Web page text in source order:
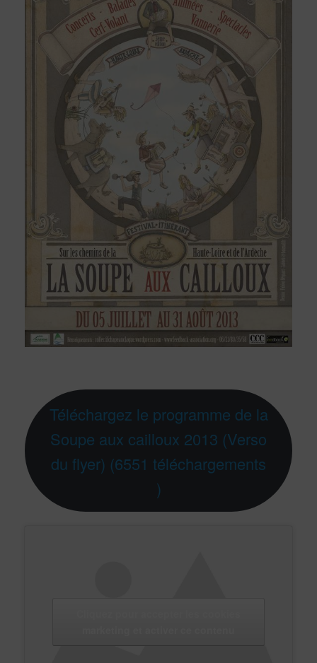
Téléchargez le programme de la
Soupe aux cailloux 2013 (Verso
du flyer) (6551 téléchargements
)